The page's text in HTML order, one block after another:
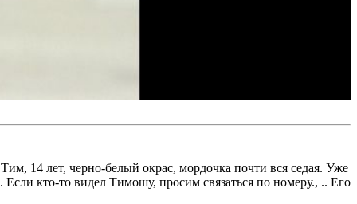
14 лет, черно-белый окрас, мордочка почти вся седая. Уже
кто-то видел Тимошу, просим связаться по номеру., .. Его